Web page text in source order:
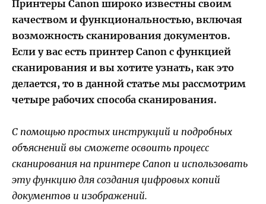
Принтеры Canon широко известны своим
качеством и функциональностью, включая
возможность сканирования документов.
Если у вас есть принтер Canon с функцией
сканирования и вы хотите узнать, как это
делается, то в данной статье мы рассмотрим
четыре рабочих способа сканирования.
С помощью простых инструкций и подробных
объяснений вы сможете освоить процесс
сканирования на принтере Canon и использовать
эту функцию для создания цифровых копий
документов и изображений.